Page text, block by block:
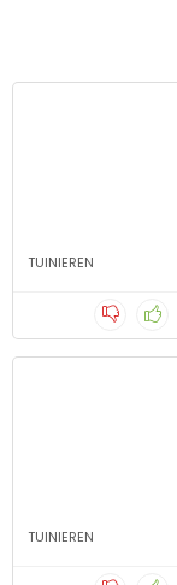
TUINIEREN
TUINIEREN